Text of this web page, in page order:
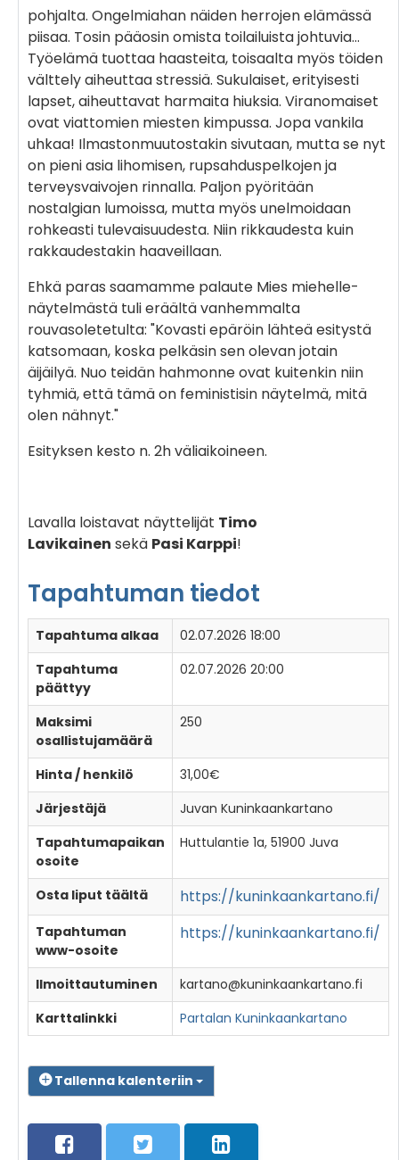
pohjalta. Ongelmiahan näiden herrojen elämässä
piisaa. Tosin pääosin omista toilailuista johtuvia…
Työelämä tuottaa haasteita, toisaalta myös töiden
välttely aiheuttaa stressiä. Sukulaiset, erityisesti
lapset, aiheuttavat harmaita hiuksia. Viranomaiset
ovat viattomien miesten kimpussa. Jopa vankila
uhkaa! Ilmastonmuutostakin sivutaan, mutta se nyt
on pieni asia lihomisen, rupsahduspelkojen ja
terveysvaivojen rinnalla. Paljon pyöritään
nostalgian lumoissa, mutta myös unelmoidaan
rohkeasti tulevaisuudesta. Niin rikkaudesta kuin
rakkaudestakin haaveillaan.
Ehkä paras saamamme palaute Mies miehelle-
näytelmästä tuli eräältä vanhemmalta
rouvasoletetulta: "Kovasti epäröin lähteä esitystä
katsomaan, koska pelkäsin sen olevan jotain
äijäilyä. Nuo teidän hahmonne ovat kuitenkin niin
tyhmiä, että tämä on feministisin näytelmä, mitä
olen nähnyt."
Esityksen kesto n. 2h väliaikoineen.
Lavalla loistavat näyttelijät Timo
Lavikainen sekä Pasi Karppi!
Tapahtuman tiedot
Tapahtuma alkaa
02.07.2026 18:00
Tapahtuma
päättyy
02.07.2026 20:00
Maksimi
osallistujamäärä
250
Hinta / henkilö
31,00€
Järjestäjä
Juvan Kuninkaankartano
Tapahtumapaikan
osoite
Huttulantie 1a, 51900 Juva
Osta liput täältä https://kuninkaankartano.fi/
Tapahtuman
www-osoite
https://kuninkaankartano.fi/
Ilmoittautuminen
kartano@kuninkaankartano.fi
Karttalinkki
Partalan Kuninkaankartano
Tallenna kalenteriin